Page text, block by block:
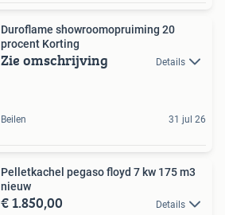
Duroflame showroomopruiming 20
procent Korting
Zie omschrijving Details
Beilen 31 jul 26
Pelletkachel pegaso floyd 7 kw 175 m3
nieuw
€ 1.850,00 Details